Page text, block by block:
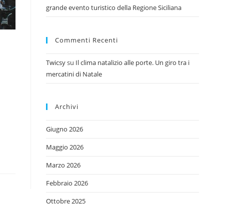
grande evento turistico della Regione Siciliana
Commenti Recenti
Twicsysu Il clima natalizio alle porte. Un giro tra i
mercatini di Natale
Archivi
Giugno 2026
Maggio 2026
Marzo 2026
Febbraio 2026
Ottobre 2025